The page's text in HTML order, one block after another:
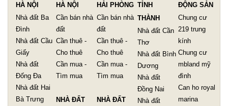
HÀ NỘI
Nhà đất Ba
Đình
Nhà đất Cầu
Giấy
Nhà đất
Đống Đa
Nhà đất Hai
Bà Trưng
HÀ NỘI
Cần bán nhà
đất
Cần thuê -
Cho thuê
Cần mua -
Tìm mua
NHÀ ĐẤT
HẢI PHÒNG
Cần bán nhà
đất
Cần thuê -
Cho thuê
Cần mua -
Tìm mua
NHÀ ĐẤT
TỈNH
THÀNH
Nhà đất Cần
Thơ
Nhà đất Bình
Dương
Nhà đất
Đồng Nai
Nhà đất
ĐỘNG SẢN
Chung cư
219 trung
kính
Chung cư
mbland mỹ
đình
Can ho royal
marina